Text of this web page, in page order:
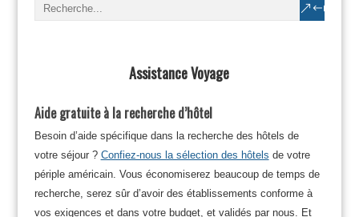
Assistance Voyage
Aide gratuite à la recherche d’hôtel
Besoin d’aide spécifique dans la recherche des hôtels de
votre séjour ? Confiez-nous la sélection des hôtels de votre
périple américain. Vous économiserez beaucoup de temps de
recherche, serez sûr d’avoir des établissements conforme à
vos exigences et dans votre budget, et validés par nous. Et